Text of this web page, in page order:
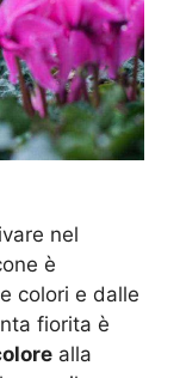
nel
è
colori e dalle
fiorita è
alla